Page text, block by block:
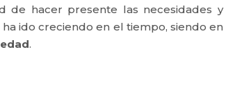
de hacer presente las necesidades y
ido creciendo en el tiempo, siendo en
.